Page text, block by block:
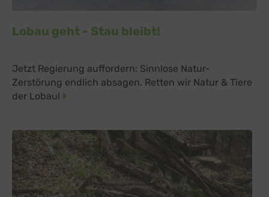
Lobau geht - Stau bleibt!
Jetzt Regierung auffordern: Sinnlose Natur-
Zerstörung endlich absagen. Retten wir Natur & Tiere
der Lobau!